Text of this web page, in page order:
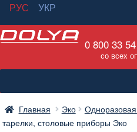
РУС
УКР
Перейти
навигации
Перейти
0 800 33
со всех
Главная Эко
тарелки, столовые приборы Эко